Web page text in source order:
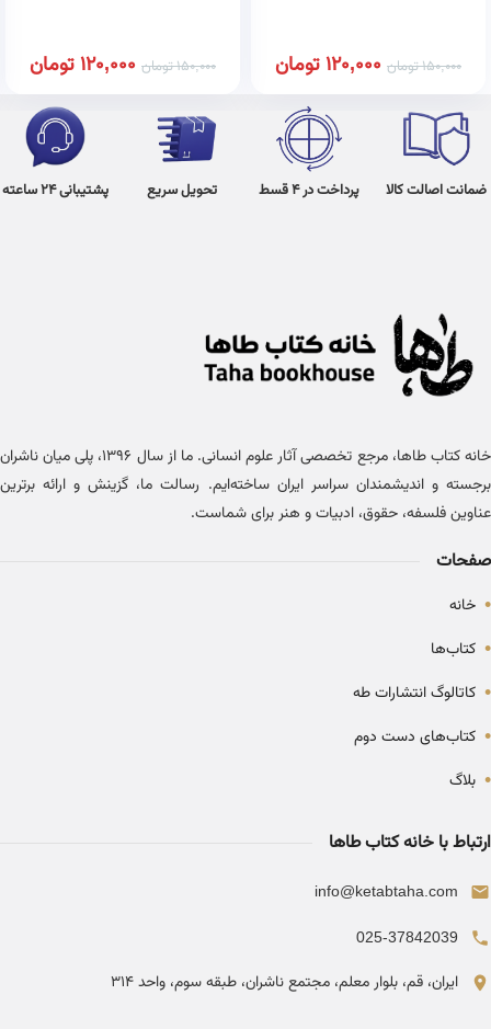
150,000تومان 120,000تومان 150,000تومان 120,000تومان
ضمانت اصالت کالا پرداخت در 4 قسط تحویل سریع پشتیبانی 24 ساعته
خانه کتاب طاها، مرجع تخصصی آثار علوم انسانی. ما از سال ۱۳۹۶، پلی میان ناشران
برجسته و اندیشمندان سراسر ایران ساخته‌ایم. رسالت ما، گزینش و ارائه برترین
عناوین فلسفه، حقوق، ادبیات و هنر برای شماست.
صفحات
• خانه
• کتاب‌ها
• کاتالوگ انتشارات طه
• کتاب‌های دست دوم
• بلاگ
ارتباط با خانه کتاب طاها
info@ketabtaha.com
025-37842039
ایران، قم، بلوار معلم، مجتمع ناشران، طبقه سوم، واحد ۳۱۴